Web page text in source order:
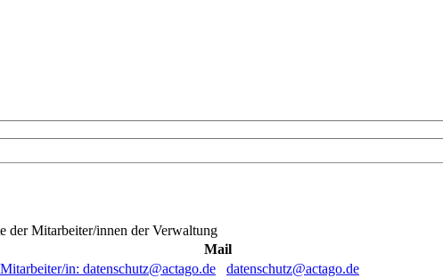
der Mitarbeiter/innen der Verwaltung
Mail
datenschutz@actago.de